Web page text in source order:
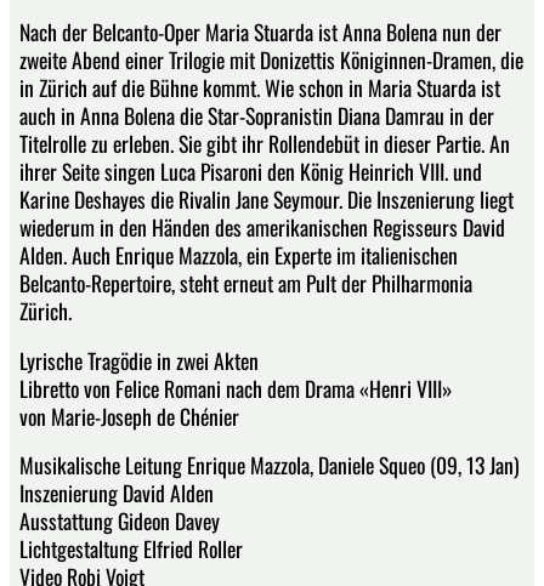
Nach der Belcanto-Oper Maria Stuarda ist Anna Bolena nun der
zweite Abend einer Trilogie mit Donizettis Königinnen-Dramen, die
in Zürich auf die Bühne kommt. Wie schon in Maria Stuarda ist
auch in Anna Bolena die Star-Sopranistin Diana Damrau in der
Titelrolle zu erleben. Sie gibt ihr Rollendebüt in dieser Partie. An
ihrer Seite singen Luca Pisaroni den König Heinrich VIII. und
Karine Deshayes die Rivalin Jane Seymour. Die Inszenierung liegt
wiederum in den Händen des amerikanischen Regisseurs David
Alden. Auch Enrique Mazzola, ein Experte im italienischen
Belcanto-Repertoire, steht erneut am Pult der Philharmonia
Zürich.
Lyrische Tragödie in zwei Akten
Libretto von Felice Romani nach dem Drama «Henri VIII»
von Marie-Joseph de Chénier
Musikalische Leitung Enrique Mazzola, Daniele Squeo (09, 13 Jan)
Inszenierung David Alden
Ausstattung Gideon Davey
Lichtgestaltung Elfried Roller
Video Robi Voigt